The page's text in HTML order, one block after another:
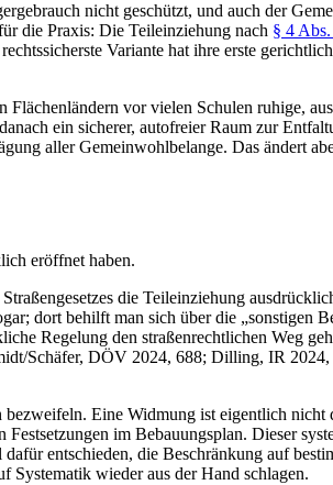
nicht geschützt, und auch der
die Praxis: Die Teileinziehung nach § 4
Variante hat ihre erste
Flächenländern vor vielen Schulen ruhige,
ein sicherer, autofreier Raum zur
aller Gemeinwohlbelange. Das ändert
eröffnet haben.
die Teileinziehung
dort behilft man sich über die „sonstigen
Regelung den straßenrechtlichen Weg
Schäfer, DÖV 2024, 688; Dilling, IR 2024,
Eine Widmung ist eigentlich nicht
im Bebauungsplan. Dieser
entschieden, die Beschränkung auf
Systematik wieder aus der Hand schlagen.